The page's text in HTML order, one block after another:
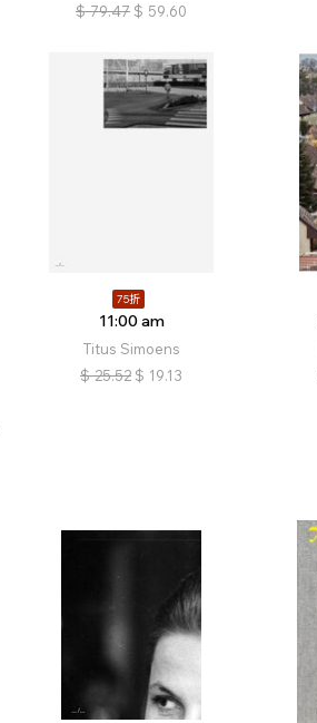
$ 79.47 $ 59.60
75折
11:00 am
Titus Simoens
$ 25.52 $ 19.13